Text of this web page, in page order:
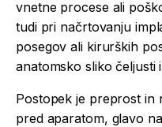
vnetne procese ali
tudi pri načrtovanju
posegov ali kirurških
anatomsko sliko čeljusti
Postopek je preprost in
pred aparatom, glavo